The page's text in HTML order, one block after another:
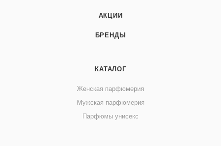
АКЦИИ
БРЕНДЫ
КАТАЛОГ
Женская парфюмерия
Мужская парфюмерия
Парфюмы унисекс